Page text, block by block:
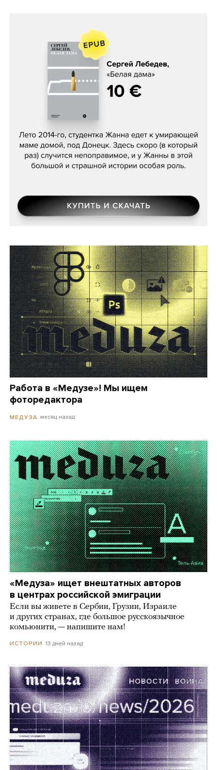
Сергей Лебедев, «Белая дама»
Работа в «Медузе»! Мы ищем
фоторедактора
МЕДУЗА месяц назад
«Медуза» ищет внештатных авторов
в центрах российской эмиграции
Если вы живете в Сербии, Грузии, Израиле
и других странах, где большое русскоязычное
комьюнити, — напишите нам!
ИСТОРИИ 13 дней назад